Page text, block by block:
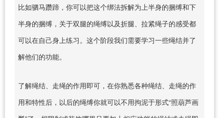
比如驷马躜蹄，你可以把这个绑法拆解为上半身的捆缚和下
半身的捆缚，关于双腿的绳缚以及折腿、拉紧绳子的感受都
可以在自己身上练习。这个阶段我们需要学习一些绳结并了
解他们的功能。
了解绳结、走绳的作用即可，在你熟悉各种绳结、走绳的作
用和特性后，以后的绳缚你就可以不用拘泥于形式“照葫芦画